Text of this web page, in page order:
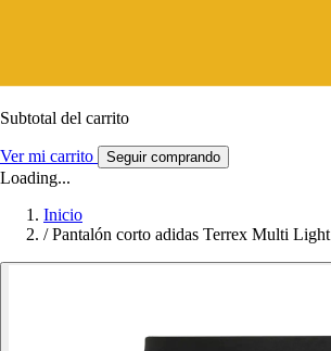
Subtotal del carrito
Ver mi carrito Seguir comprando
Loading...
Inicio
/ Pantalón corto adidas Terrex Multi Light